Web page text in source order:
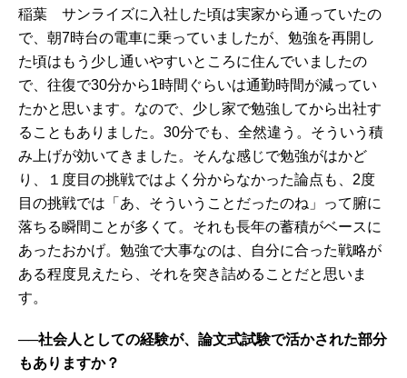
稲葉 サンライズに入社した頃は実家から通っていたの
で、朝7時台の電車に乗っていましたが、勉強を再開し
た頃はもう少し通いやすいところに住んでいましたの
で、往復で30分から1時間ぐらいは通勤時間が減ってい
たかと思います。なので、少し家で勉強してから出社す
ることもありました。30分でも、全然違う。そういう積
み上げが効いてきました。そんな感じで勉強がはかど
り、１度目の挑戦ではよく分からなかった論点も、2度
目の挑戦では「あ、そういうことだったのね」って腑に
落ちる瞬間ことが多くて。それも長年の蓄積がベースに
あったおかげ。勉強で大事なのは、自分に合った戦略が
ある程度見えたら、それを突き詰めることだと思いま
す。
──社会人としての経験が、論文式試験で活かされた部分
もありますか？